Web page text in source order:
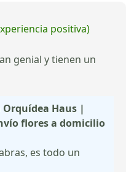
positiva)
genial y tienen un
Haus |
flores a domicilio
es todo un